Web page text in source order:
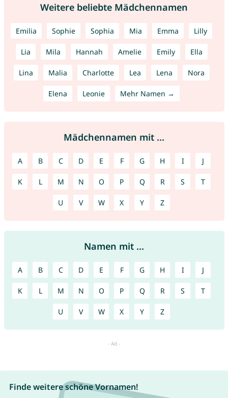
Weitere beliebte Mädchennamen
Emilia Sophie Sophia Mia Emma Lilly
Lia Mila Hannah Amelie Emily Ella
Lina Malia Charlotte Lea Lena Nora
Elena Leonie Mehr Namen →
Mädchennamen mit ...
A B C D E F G H I J
K L M N O P Q R S T
U V W X Y Z
Namen mit ...
A B C D E F G H I J
K L M N O P Q R S T
U V W X Y Z
Finde weitere schöne Vornamen!